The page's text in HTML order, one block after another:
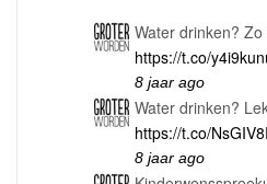
Water drinken?
https://t.co/
8 jaar ago
Water drinken?
https://t.co/
8 jaar ago